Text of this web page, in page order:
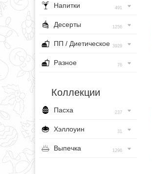
Напитки 491
Десерты 1256
ПП / Диетическое 3929
Разное 76
Коллекции
Пасха 237
Хэллоуин 31
Выпечка 1296